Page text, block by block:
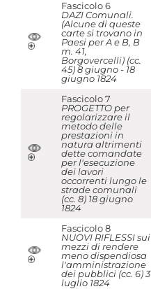
Fascicolo 6
DAZI Comunali.
(Alcune di queste
carte si trovano in
Paesi per A e B, B
m. 41,
Borgovercelli) (cc.
45) 8 giugno - 18
giugno 1824
Fascicolo 7
PROGETTO per
regolarizzare il
metodo delle
prestazioni in
natura altrimenti
dette comandate
per l'esecuzione
dei lavori
occorrenti lungo le
strade comunali
(cc. 8) 18 giugno
1824
Fascicolo 8
NUOVI RIFLESSI sui
mezzi di rendere
meno dispendiosa
l'amministrazione
dei pubblici (cc. 6) 3
luglio 1824